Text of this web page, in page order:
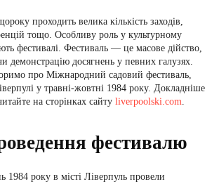
проходить велика кількість заходів,
тощо. Особливу роль у культурному
фестивалі. Фестиваль — це масове дійство,
демонстрацію досягнень у певних галузях.
про Міжнародний садовий фестиваль,
у травні-жовтні 1984 року. Докладніше
на сторінках сайту liverpoolski.com.
фестивалю
1984 року в місті Ліверпуль провели